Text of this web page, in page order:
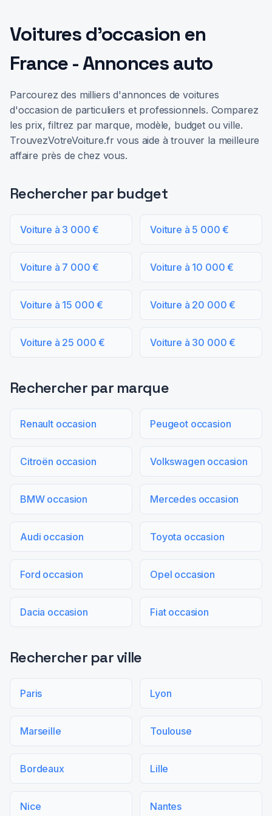
Voitures d'occasion en
France - Annonces auto
Parcourez des milliers d'annonces de voitures
d'occasion de particuliers et professionnels. Comparez
les prix, filtrez par marque, modèle, budget ou ville.
TrouvezVotreVoiture.fr vous aide à trouver la meilleure
affaire près de chez vous.
Rechercher par budget
Voiture à 3 000 € Voiture à 5 000 €
Voiture à 7 000 € Voiture à 10 000 €
Voiture à 15 000 € Voiture à 20 000 €
Voiture à 25 000 € Voiture à 30 000 €
Rechercher par marque
Renault occasion Peugeot occasion
Citroën occasion Volkswagen occasion
BMW occasion Mercedes occasion
Audi occasion Toyota occasion
Ford occasion Opel occasion
Dacia occasion Fiat occasion
Rechercher par ville
Paris Lyon
Marseille Toulouse
Bordeaux Lille
Nice Nantes